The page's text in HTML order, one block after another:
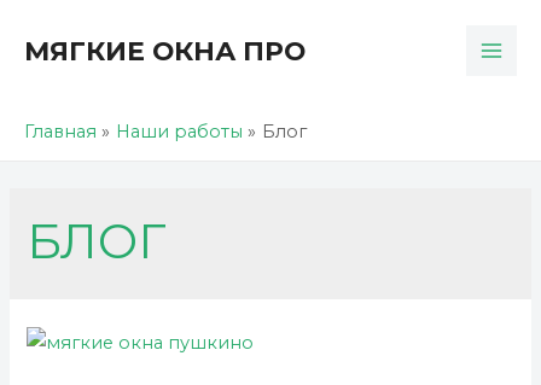
МЯГКИЕ ОКНА ПРО
Главная Наши работы Блог
БЛОГ